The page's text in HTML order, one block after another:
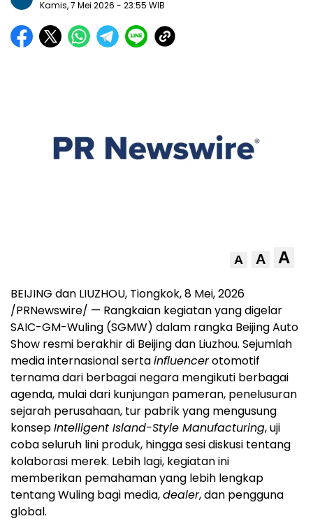
Kamis, 7 Mei 2026 - 23:55 WIB
A A A
BEIJING dan LIUZHOU, Tiongkok,8 Mei, 2026
/PRNewswire/ — Rangkaian kegiatan yang digelar
SAIC-GM-Wuling (SGMW) dalam rangka Beijing Auto
Show resmi berakhir di Beijing dan Liuzhou. Sejumlah
media internasional sertainfluencerotomotif
ternama dari berbagai negara mengikuti berbagai
agenda, mulai dari kunjungan pameran, penelusuran
sejarah perusahaan, tur pabrik yang mengusung
konsepIntelligent Island-Style Manufacturing, uji
coba seluruh lini produk, hingga sesi diskusi tentang
kolaborasi merek. Lebih lagi, kegiatan ini
memberikan pemahaman yang lebih lengkap
tentang Wuling bagi media,dealer, dan pengguna
global.